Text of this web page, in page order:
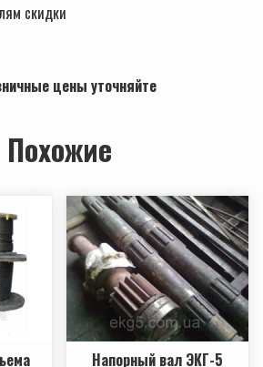
скидки
цены уточняйте
Похожие
Напорный вал ЭКГ-5